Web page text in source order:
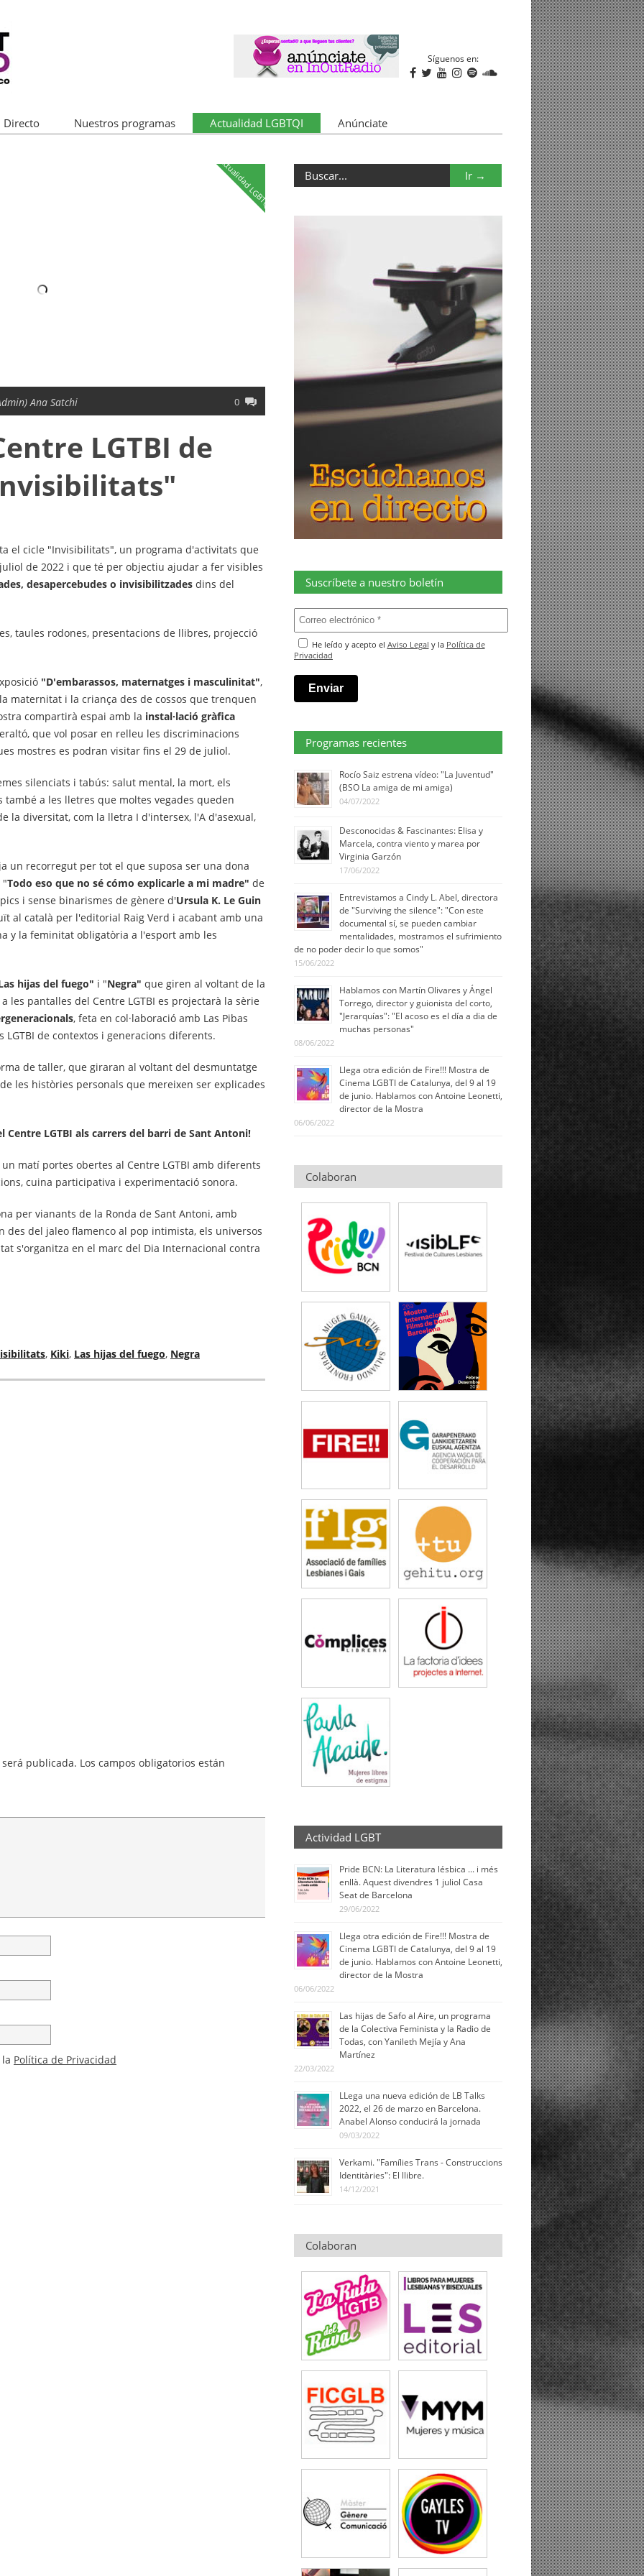
Síguenos en:
Directo Nuestros programas Actualidad LGBTQI Anúnciate
Actualidad LGBTQI
Ana Satchi 0
LGTBI de
el cicle "Invisibilitats", un programa d'activitats que
de 2022 i que té per objectiu ajudar a fer visibles
desapercebudes o invisibilitzades dins del
taules rodones, presentacions de llibres, projecció
"D'embarassos, maternatges i masculinitat",
maternitat i la criança des de cossos que trenquen
compartirà espai amb la instal·lació gràfica
que vol posar en relleu les discriminacions
mostres es podran visitar fins el 29 de juliol.
silenciats i tabús: salut mental, la mort, els
a les lletres que moltes vegades queden
la diversitat, com la lletra I d'intersex, l'A d'asexual,
un recorregut per tot el que suposa ser una dona
"Todo eso que no sé cómo explicarle a mi madre" de
i sense binarismes de gènere d'Ursula K. Le Guin
al català per l'editorial Raig Verd i acabant amb una
y la feminitat obligatòria a l'esport amb les
hijas del fuego" i "Negra" que giren al voltant de la
les pantalles del Centre LGTBI es projectarà la sèrie
, feta en col·laboració amb Las Pibas
LGTBI de contextos i generacions diferents.
de taller, que giraran al voltant del desmuntatge
les històries personals que mereixen ser explicades
Centre LGTBI als carrers del barri de Sant Antoni!
matí portes obertes al Centre LGTBI amb diferents
cuina participativa i experimentació sonora.
per vianants de la Ronda de Sant Antoni, amb
des del jaleo flamenco al pop intimista, els universos
s'organitza en el marc del Dia Internacional contra
, Kiki, Las hijas del fuego, Negra
publicada. Los campos obligatorios están
Política de Privacidad
Suscríbete a nuestro boletín
He leído y acepto el Aviso Legal y la Política de
Privacidad
Programas recientes
Rocío Saiz estrena vídeo: "La Juventud"
(BSO La amiga de mi amiga)
04/07/2022
Desconocidas & Fascinantes: Elisa y
Marcela, contra viento y marea por
Virginia Garzón
17/06/2022
Entrevistamos a Cindy L. Abel, directora
de "Surviving the silence": "Con este
documental sí, se pueden cambiar
mentalidades, mostramos el sufrimiento
de no poder decir lo que somos"
15/06/2022
Hablamos con Martín Olivares y Ángel
Torrego, director y guionista del corto,
"Jerarquías": "El acoso es el día a dia de
muchas personas"
08/06/2022
Llega otra edición de Fire!!! Mostra de
Cinema LGBTI de Catalunya, del 9 al 19
de junio. Hablamos con Antoine Leonetti,
director de la Mostra
06/06/2022
Colaboran
Actividad LGBT
Pride BCN: La Literatura lésbica ... i més
enllà. Aquest divendres 1 juliol Casa
Seat de Barcelona
29/06/2022
Llega otra edición de Fire!!! Mostra de
Cinema LGBTI de Catalunya, del 9 al 19
de junio. Hablamos con Antoine Leonetti,
director de la Mostra
06/06/2022
Las hijas de Safo al Aire, un programa
de la Colectiva Feminista y la Radio de
Todas, con Yanileth Mejía y Ana
Martínez
22/03/2022
LLega una nueva edición de LB Talks
2022, el 26 de marzo en Barcelona.
Anabel Alonso conducirá la jornada
09/03/2022
Verkami. "Famílies Trans - Construccions
Identitàries": El llibre.
14/12/2021
Colaboran